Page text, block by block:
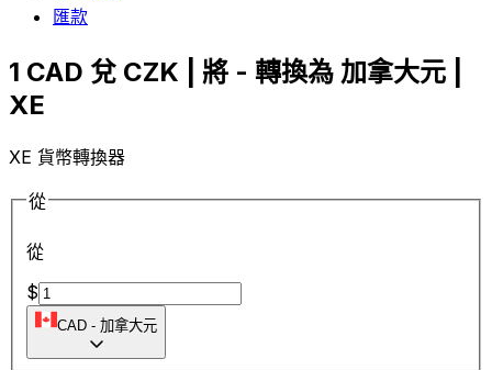
匯款
1 CAD 兌 CZK | 將 - 轉換為 加拿大元 |
XE
XE 貨幣轉換器
從
從
$
CAD - 加拿大元